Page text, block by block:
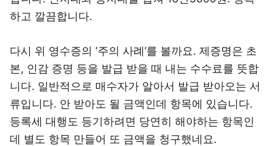
하고 깔끔합니다.
다시 위 영수증의 ‘주의 사례’를 볼까요. 제증명은 초
본, 인감 증명 등을 발급 받을 때 내는 수수료를 뜻합
니다. 일반적으로 매수자가 알아서 발급 받아오는 서
류입니다. 안 받아도 될 금액인데 항목에 있습니다.
등록세 대행도 등기하려면 당연히 해야하는 항목인
데 별도 항목 만들어 또 금액을 청구했네요.